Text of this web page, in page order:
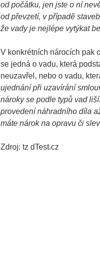
od počátku, jen jste o ní
od převzetí, v případě
že vady je nejlépe vytýkat
V konkrétních nárocích pak
se jedná o vadu, která
neuzavřel, nebo o vadu,
ujednání při uzavírání
nároky se podle typů vad
provedení náhradního díla
máte nárok na opravu či
Zdroj: tz dTest.cz